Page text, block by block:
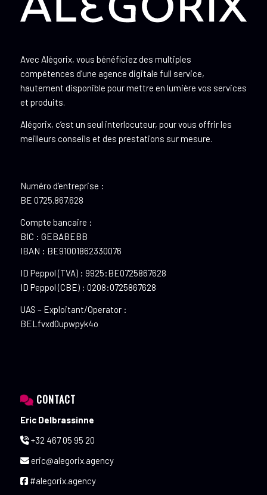
Avec Alégorix, vous bénéficiez des multiples
compétences d’une agence digitale full service,
hautement disponible pour mettre en lumière vos services
et produits.
Alégorix, c’est un seul interlocuteur, pour vous offrir les
meilleurs conseils et des prestations sur mesure.
Numéro d’entreprise :
BE 0725.867.628
Compte bancaire :
BIC : GEBABEBB
IBAN : BE91001862330076
ID Peppol (TVA) : 9925:BE0725867628
ID Peppol (CBE) : 0208:0725867628
UAS – Exploitant/Operator :
BELfvxd0upwpyk4o
CONTACT
Eric Delbrassinne
+32 467 05 95 20
eric@alegorix.agency
#alegorix.agency